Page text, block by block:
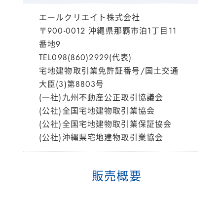
エールクリエイト株式会社
〒900-0012 沖縄県那覇市泊1丁目11
番地9
TEL098(860)2929(代表)
宅地建物取引業免許証番号/国土交通
大臣(3)第8803号
(一社)九州不動産公正取引協議会
(公社)全国宅地建物取引業協会
(公社)全国宅地建物取引業保証協会
(公社)沖縄県宅地建物取引業協会
販売概要